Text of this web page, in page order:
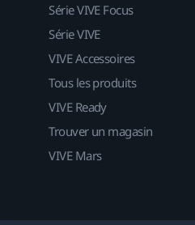
Série VIVE Focus
Série VIVE
VIVE Accessoires
Tous les produits
VIVE Ready
Trouver un magasin
VIVE Mars